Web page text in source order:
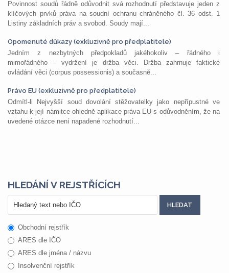
Povinnost soudů řádně odůvodnit svá rozhodnutí představuje jeden z
klíčových prvků práva na soudní ochranu chráněného čl. 36 odst. 1
Listiny základních práv a svobod. Soudy mají...
Opomenuté důkazy (exkluzivně pro předplatitele)
Jedním z nezbytných předpokladů jakéhokoliv – řádného i
mimořádného – vydržení je držba věci. Držba zahrnuje faktické
ovládání věci (corpus possessionis) a současně...
Právo EU (exkluzivně pro předplatitele)
Odmítl-li Nejvyšší soud dovolání stěžovatelky jako nepřípustné ve
vztahu k její námitce ohledně aplikace práva EU s odůvodněním, že na
uvedené otázce není napadené rozhodnutí...
HLEDÁNÍ V REJSTŘÍCÍCH
Obchodní rejstřík
ARES dle IČO
ARES dle jména / názvu
Insolvenční rejstřík